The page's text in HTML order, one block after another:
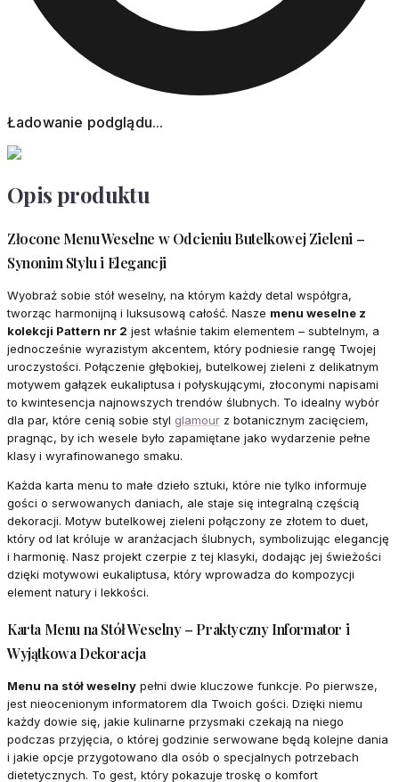
Ładowanie podglądu...
Opis produktu
Złocone Menu Weselne w Odcieniu Butelkowej Zieleni –
Synonim Stylu i Elegancji
Wyobraź sobie stół weselny, na którym każdy detal współgra,
tworząc harmonijną i luksusową całość. Nasze menu weselne z
kolekcji Pattern nr 2 jest właśnie takim elementem – subtelnym, a
jednocześnie wyrazistym akcentem, który podniesie rangę Twojej
uroczystości. Połączenie głębokiej, butelkowej zieleni z delikatnym
motywem gałązek eukaliptusa i połyskującymi, złoconymi napisami
to kwintesencja najnowszych trendów ślubnych. To idealny wybór
dla par, które cenią sobie styl glamour z botanicznym zacięciem,
pragnąc, by ich wesele było zapamiętane jako wydarzenie pełne
klasy i wyrafinowanego smaku.
Każda karta menu to małe dzieło sztuki, które nie tylko informuje
gości o serwowanych daniach, ale staje się integralną częścią
dekoracji. Motyw butelkowej zieleni połączony ze złotem to duet,
który od lat króluje w aranżacjach ślubnych, symbolizując elegancję
i harmonię. Nasz projekt czerpie z tej klasyki, dodając jej świeżości
dzięki motywowi eukaliptusa, który wprowadza do kompozycji
element natury i lekkości.
Karta Menu na Stół Weselny – Praktyczny Informator i
Wyjątkowa Dekoracja
Menu na stół weselny pełni dwie kluczowe funkcje. Po pierwsze,
jest nieocenionym informatorem dla Twoich gości. Dzięki niemu
każdy dowie się, jakie kulinarne przysmaki czekają na niego
podczas przyjęcia, o której godzinie serwowane będą kolejne dania
i jakie opcje przygotowano dla osób o specjalnych potrzebach
dietetycznych. To gest, który pokazuje troskę o komfort